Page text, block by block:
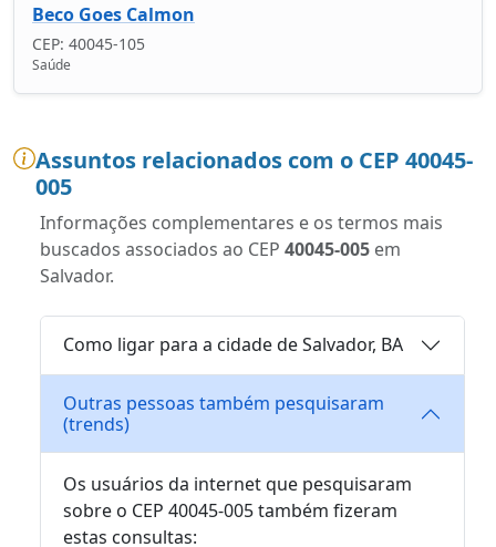
Beco Goes Calmon
CEP: 40045-105
Saúde
Assuntos relacionados com o CEP 40045-
005
Informações complementares e os termos mais
buscados associados ao CEP 40045-005 em
Salvador.
Como ligar para a cidade de Salvador, BA
Outras pessoas também pesquisaram
(trends)
Os usuários da internet que pesquisaram
sobre o CEP 40045-005 também fizeram
estas consultas: